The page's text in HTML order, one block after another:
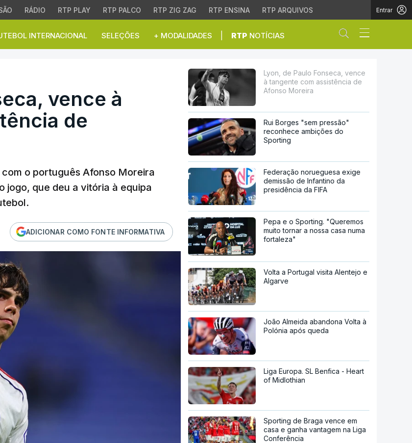
RÁDIO RTP PLAY RTP PALCO RTP ZIG ZAG RTP ENSINA RTP ARQUIVOS Entrar
INTERNACIONAL SELEÇÕES + MODALIDADES RTP NOTÍCIAS Abrir campo
vence à tangente com assistência de
vence à
de
o português Afonso Moreira
jogo, que deu a vitória à equipa
ADICIONAR COMO FONTE INFORMATIVA
Lyon, de Paulo Fonseca, vence
à tangente com assistência de
Afonso Moreira
Rui Borges "sem pressão"
reconhece ambições do
Sporting
Federação norueguesa exige
demissão de Infantino da
presidência da FIFA
Pepa e o Sporting. "Queremos
muito tornar a nossa casa numa
fortaleza"
Volta a Portugal visita Alentejo e
Algarve
João Almeida abandona Volta à
Polónia após queda
Liga Europa. SL Benfica - Heart
of Midlothian
Sporting de Braga vence em
casa e ganha vantagem na Liga
Conferência